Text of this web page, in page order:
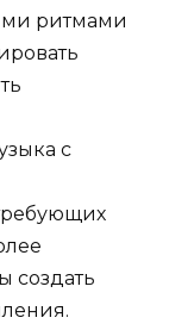
ритмами
с
создать